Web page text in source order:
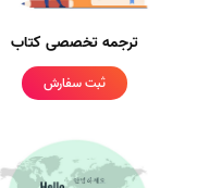
ترجمه تخصصی کتاب
ثبت سفارش